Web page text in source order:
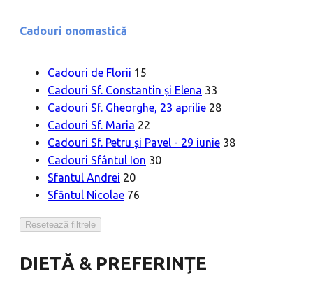
Cadouri onomastică
Cadouri de Florii 15
Cadouri Sf. Constantin și Elena 33
Cadouri Sf. Gheorghe, 23 aprilie 28
Cadouri Sf. Maria 22
Cadouri Sf. Petru și Pavel - 29 iunie 38
Cadouri Sfântul Ion 30
Sfantul Andrei 20
Sfântul Nicolae 76
Resetează filtrele
DIETĂ & PREFERINȚE